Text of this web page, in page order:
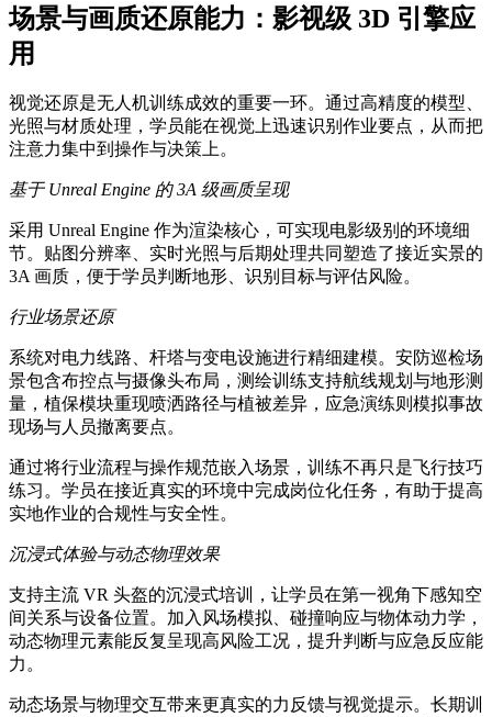
场景与画质还原能力：影视级 3D 引擎应
用
视觉还原是无人机训练成效的重要一环。通过高精度的模型、
光照与材质处理，学员能在视觉上迅速识别作业要点，从而把
注意力集中到操作与决策上。
基于 Unreal Engine 的 3A 级画质呈现
采用 Unreal Engine 作为渲染核心，可实现电影级别的环境细
节。贴图分辨率、实时光照与后期处理共同塑造了接近实景的
3A 画质，便于学员判断地形、识别目标与评估风险。
行业场景还原
系统对电力线路、杆塔与变电设施进行精细建模。安防巡检场
景包含布控点与摄像头布局，测绘训练支持航线规划与地形测
量，植保模块重现喷洒路径与植被差异，应急演练则模拟事故
现场与人员撤离要点。
通过将行业流程与操作规范嵌入场景，训练不再只是飞行技巧
练习。学员在接近真实的环境中完成岗位化任务，有助于提高
实地作业的合规性与安全性。
沉浸式体验与动态物理效果
支持主流 VR 头盔的沉浸式培训，让学员在第一视角下感知空
间关系与设备位置。加入风场模拟、碰撞响应与物体动力学，
动态物理元素能反复呈现高风险工况，提升判断与应急反应能
力。
动态场景与物理交互带来更真实的力反馈与视觉提示。长期训